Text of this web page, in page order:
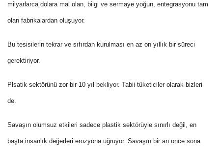
milyarlarca dolara mal olan, bilgi ve sermaye yoğun, entegrasyonu tam
olan fabrikalardan oluşuyor.
Bu tesisilerin tekrar ve sıfırdan kurulması en az on yıllık bir süreci
gerektiriyor.
Plsatik sektörünü zor bir 10 yıl bekliyor. Tabii tüketiciler olarak bizleri
de.
Savaşın olumsuz etkileri sadece plastik sektörüyle sınırlı değil, en
başta insanlık değerleri erozyona uğruyor. Savaşın bir an önce sona